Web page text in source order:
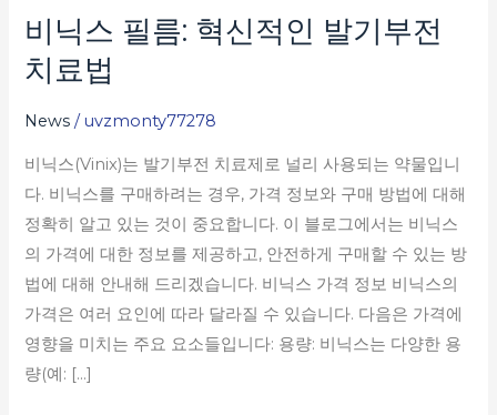
비닉스 필름: 혁신적인 발기부전
치료법
News /uvzmonty77278
비닉스(Vinix)는 발기부전 치료제로 널리 사용되는 약물입니
다. 비닉스를 구매하려는 경우, 가격 정보와 구매 방법에 대해
정확히 알고 있는 것이 중요합니다. 이 블로그에서는 비닉스
의 가격에 대한 정보를 제공하고, 안전하게 구매할 수 있는 방
법에 대해 안내해 드리겠습니다. 비닉스 가격 정보 비닉스의
가격은 여러 요인에 따라 달라질 수 있습니다. 다음은 가격에
영향을 미치는 주요 요소들입니다: 용량: 비닉스는 다양한 용
량(예: […]
비
닉
스
필
혁
신
적
인
발
기
부
전